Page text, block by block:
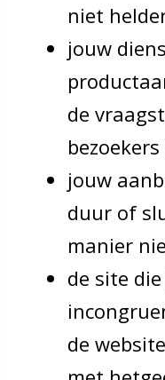
niet
jouw
de
jouw
duur of
manier
de site
de